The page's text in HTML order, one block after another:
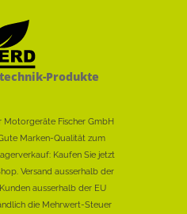
Produkte
Motorgeräte Fischer GmbH
Marken-Qualität zum
Kaufen Sie jetzt
Versand ausserhalb der
ausserhalb der EU
die Mehrwert-Steuer